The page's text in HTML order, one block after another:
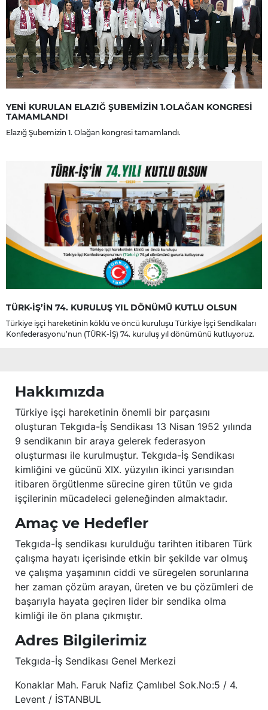
YENİ KURULAN ELAZIĞ ŞUBEMİZİN 1.OLAĞAN KONGRESİ
TAMAMLANDI
Elazığ Şubemizin 1. Olağan kongresi tamamlandı.
TÜRK-İŞ’İN 74. KURULUŞ YIL DÖNÜMÜ KUTLU OLSUN
Türkiye işçi hareketinin köklü ve öncü kuruluşu Türkiye İşçi Sendikaları
Konfederasyonu’nun (TÜRK-İŞ) 74. kuruluş yıl dönümünü kutluyoruz.
Hakkımızda
Türkiye işçi hareketinin önemli bir parçasını
oluşturan Tekgıda-İş Sendikası 13 Nisan 1952 yılında
9 sendikanın bir araya gelerek federasyon
oluşturması ile kurulmuştur. Tekgıda-İş Sendikası
kimliğini ve gücünü XIX. yüzyılın ikinci yarısından
itibaren örgütlenme sürecine giren tütün ve gıda
işçilerinin mücadeleci geleneğinden almaktadır.
Amaç ve Hedefler
Tekgıda-İş sendikası kurulduğu tarihten itibaren Türk
çalışma hayatı içerisinde etkin bir şekilde var olmuş
ve çalışma yaşamının ciddi ve süregelen sorunlarına
her zaman çözüm arayan, üreten ve bu çözümleri de
başarıyla hayata geçiren lider bir sendika olma
kimliği ile ön plana çıkmıştır.
Adres Bilgilerimiz
Tekgıda-İş Sendikası Genel Merkezi
Konaklar Mah. Faruk Nafiz Çamlıbel Sok.No:5 / 4.
Levent / İSTANBUL